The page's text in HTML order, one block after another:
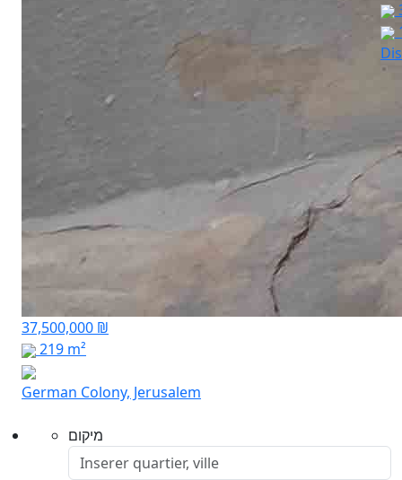
37,500,000 ₪
219 m²
German Colony, Jerusalem
מיקום